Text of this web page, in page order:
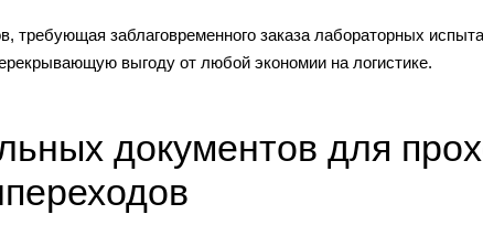
требующая заблаговременного заказа лабораторных
выгоду от любой экономии на логистике.
документов для